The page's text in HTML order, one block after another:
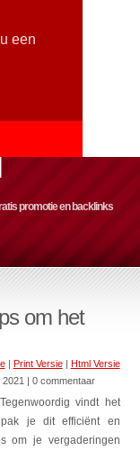
een
promotie en backlinks
om het
| Print Versie| Html Versie
| 0 commentaar
vindt het
je dit efficiënt en
om je vergaderingen